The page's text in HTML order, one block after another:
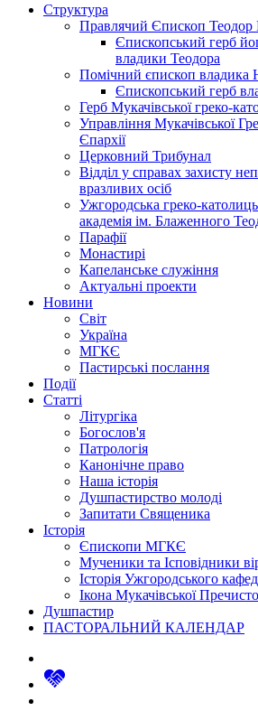
Структура
Правлячий Єпископ Теодор
Єпископський герб
владики Теодора
Помічний єпископ владика
Єпископський герб
Герб Мукачівської греко-
Управління Мукачівської
Єпархії
Церковний Трибунал
Відділ у справах захисту
вразливих осіб
Ужгородська греко-
академія ім. Блаженного
Парафії
Монастирі
Капеланське служіння
Актуальні проекти
Новини
Світ
Україна
МГКЄ
Пастирські послання
Події
Статті
Літургіка
Богослов'я
Патрологія
Канонічне право
Наша історія
Душпастирство молоді
Запитати Священика
Історія
Єпископи МГКЄ
Мученики та Ісповідники
Історія Ужгородського
Ікона Мукачівської
Душпастир
ПАСТОРАЛЬНИЙ КАЛЕНДАР